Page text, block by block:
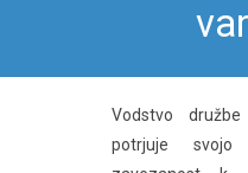
Vodstvo
potrjuje